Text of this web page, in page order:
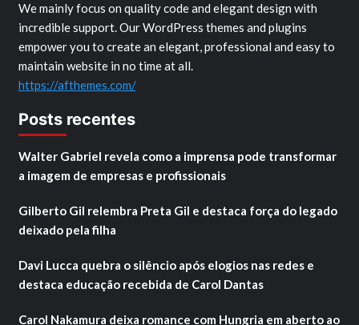
We mainly focus on quality code and elegant design with
incredible support. Our WordPress themes and plugins
empower you to create an elegant, professional and easy to
maintain website in no time at all.
https://afthemes.com/
Posts recentes
Walter Gabriel revela como a imprensa pode transformar
a imagem de empresas e profissionais
Gilberto Gil relembra Preta Gil e destaca força do legado
deixado pela filha
Davi Lucca quebra o silêncio após elogios nas redes e
destaca educação recebida de Carol Dantas
Carol Nakamura deixa romance com Hungria em aberto ao